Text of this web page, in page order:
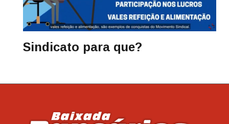
Sindicato para que?